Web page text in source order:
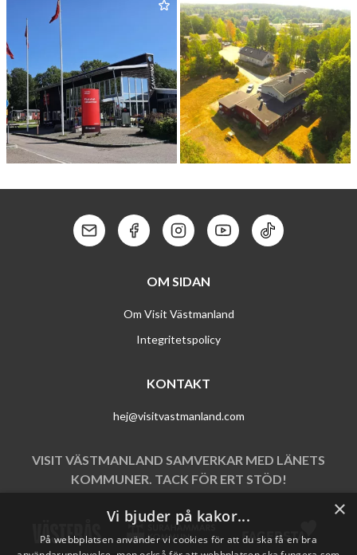
LIENS CAMP­ING KOLAR­BYN ECO LODGE
Kontakt: MailKontakt: Facebook
Kontakt: Instagram
Kontakt: Youtube
Kontakt: Tik
OM SIDAN
Om Visit Västmanland
Integritetspolicy
KONTAKT
hej@visitvastmanland.com
VISIT VÄSTMANLAND SAMVERKAR MED LÄNETS
KOMMUNER. TACK FÖR ERT STÖD!
×
Vi bjuder på kakor...
På webbplatsen använder vi cookies för att du ska få en bra